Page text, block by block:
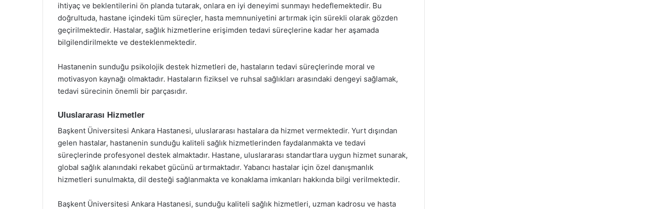
ihtiyaç ve beklentilerini ön planda tutarak, onlara en iyi deneyimi sunmayı hedeflemektedir. Bu
doğrultuda, hastane içindeki tüm süreçler, hasta memnuniyetini artırmak için sürekli olarak gözden
geçirilmektedir. Hastalar, sağlık hizmetlerine erişimden tedavi süreçlerine kadar her aşamada
bilgilendirilmekte ve desteklenmektedir.
Hastanenin sunduğu psikolojik destek hizmetleri de, hastaların tedavi süreçlerinde moral ve
motivasyon kaynağı olmaktadır. Hastaların fiziksel ve ruhsal sağlıkları arasındaki dengeyi sağlamak,
tedavi sürecinin önemli bir parçasıdır.
Uluslararası Hizmetler
Başkent Üniversitesi Ankara Hastanesi, uluslararası hastalara da hizmet vermektedir. Yurt dışından
gelen hastalar, hastanenin sunduğu kaliteli sağlık hizmetlerinden faydalanmakta ve tedavi
süreçlerinde profesyonel destek almaktadır. Hastane, uluslararası standartlara uygun hizmet sunarak,
global sağlık alanındaki rekabet gücünü artırmaktadır. Yabancı hastalar için özel danışmanlık
hizmetleri sunulmakta, dil desteği sağlanmakta ve konaklama imkanları hakkında bilgi verilmektedir.
Başkent Üniversitesi Ankara Hastanesi, sunduğu kaliteli sağlık hizmetleri, uzman kadrosu ve hasta